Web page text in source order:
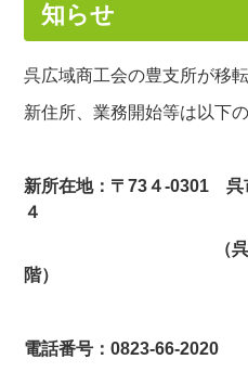
知らせ
呉広域商工会の豊支所が移転
新住所、業務開始等は以下の
新所在地： 〒73４-0301呉
４
（呉市豊市民
階）
電話番号：0823‐66‐2020